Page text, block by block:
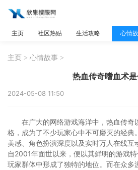
主页 社区热贴 生活攻略 心情
主页 > 心情故事 >
热血传奇嗜血术
2024-05-08 11:50
在广大的网络游戏海洋中，热血传奇
格，成为了不少玩家心中不可磨灭的经典
美感、角色扮演深度以及实时万人在线互
自2001年面世以来，便以其鲜明的游戏
玩家群体中形成了独特的地位。而在众多